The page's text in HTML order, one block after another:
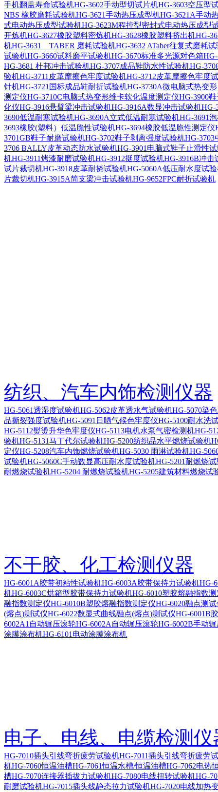
手机翻盖寿命试验机HG-3602手动型切试片机HG-3603空压型
NBS 橡胶磨耗试验机HG-3621手动热压成型机HG-3621A手动
式电动热压成型试验机HG-3623M程控型密封式电动热压成型
开炼机HG-3627橡胶塑料密炼机HG-3628橡胶塑料挤出机HG-
机HG-3631 TABER 磨耗试验机HG-3632 ATaber往复式磨耗
试验机HG-3660试料磨平试验机HG-3670标准多光源对色箱
HG-3681 杜邦冲击试验机HG-3707成品鞋防水性试验机HG-
验机HG-3711皮革摩擦色牢度试验机HG-3712皮革摩擦色牢度
针机HG-3721国标成品鞋耐折试验机HG-3730A微电脑式热变
测定仪HG-3710C电脑式热变形维卡软化温度测定仪HG-3900
化仪HG-3916悬臂梁冲击试验机HG-3916A数显冲击试验机HG-
3690低温耐寒试验机HG-3690A立式低温耐寒试验机HG-3691
3693橡胶(塑料）低温脆性试验机HG-3694橡胶低温脆性测定仪
3701GB鞋子耐磨试验机HG-3702鞋子剥离强度试验机HG-3703
3706 BALLY皮革动态防水试验机HG-3901电脑式鞋子止滑性
机HG-3911烤漆耐磨试验机HG-3912挺度试验机HG-3916B冲击
试片裁切机HG-3918皮革耐挠试验机HG-5060A低压耐水度试
片裁切机HG-3915A简支梁冲击试验机HG-9652FPC耐折试验机
纺织、汽车内饰检测仪器
HG-5061透湿度试验机HG-5062皮革透水气试验机HG-5070染
品撕裂强度试验机HG-5091日晒气候色牢度仪HG-5100耐水洗
HG-5112熨烫升华色牢度仪HG-5113电机水泵气密检测机HG-
验机HG-5131马丁代尔试验机HG-5200纺织品水平燃烧试验机
定仪HG-5208汽车内饰燃烧试验机HG-5030 雨淋试验机HG-
试验机HG-5060C手动数显高压耐水度试验机HG-5201耐燃烧
耐燃烧试验机HG-5204 耐燃烧试验机HG-5205建筑材料燃烧试
不干胶、化工检测仪器
HG-6001A胶带初粘性试验机HG-6003A胶带保持力试验机HG-
机HG-6003C烘箱型胶带保持力试验机HG-6010塑胶熔融指数
融指数测定仪HG-6010B塑胶熔融指数测定仪HG-6020融点测
(熔点)测试仪HG-6022数显式曲线融点(熔点)测试仪HG-6001B
6002A1自动辗压滚轮HG-6002A自动辗压滚轮HG-6002B手动
涂膜涂布机HG-6101电动涂膜涂布机
电子、电线、电缆检测仪
HG-7010插头引线弯折疲劳试验机HG-7011插头引线弯折疲劳
机HG-7060恒温油槽HG-7061恒温水槽/恒温油槽HG-7062电热
槽HG-7070连接器插拔力试验机HG-7080电线扭转试验机HG-
耐磨试验机HG-7015插头线静态拉力试验机HG-7020电线加热